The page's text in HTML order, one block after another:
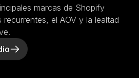
marcas de Shopify
el AOV y la lealtad